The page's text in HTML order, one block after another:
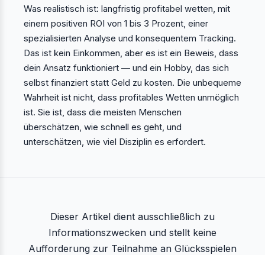
Was realistisch ist: langfristig profitabel wetten, mit
einem positiven ROI von 1 bis 3 Prozent, einer
spezialisierten Analyse und konsequentem Tracking.
Das ist kein Einkommen, aber es ist ein Beweis, dass
dein Ansatz funktioniert — und ein Hobby, das sich
selbst finanziert statt Geld zu kosten. Die unbequeme
Wahrheit ist nicht, dass profitables Wetten unmöglich
ist. Sie ist, dass die meisten Menschen
überschätzen, wie schnell es geht, und
unterschätzen, wie viel Disziplin es erfordert.
Dieser Artikel dient ausschließlich zu
Informationszwecken und stellt keine
Aufforderung zur Teilnahme an Glücksspielen